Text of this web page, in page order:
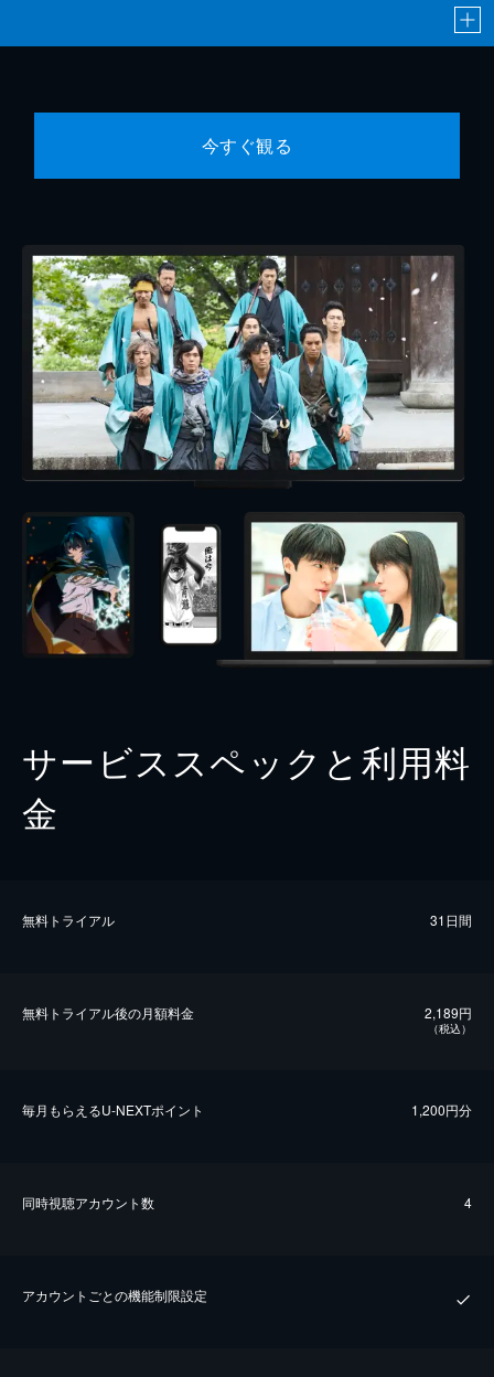
今すぐ観る
サービススペックと利用料
金
無料トライアル 31日間
無料トライアル後の⽉額料金 2,189円
（税込）
毎⽉もらえるU-NEXTポイント 1,200円分
同時視聴アカウント数 4
アカウントごとの機能制限設定